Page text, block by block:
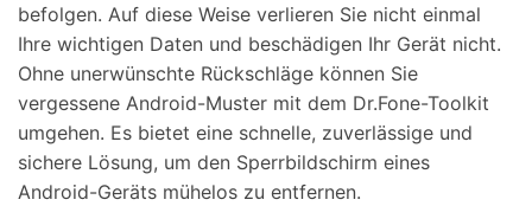
befolgen. Auf diese Weise verlieren Sie nicht einmal
Ihre wichtigen Daten und beschädigen Ihr Gerät nicht.
Ohne unerwünschte Rückschläge können Sie
vergessene Android-Muster mit dem Dr.Fone-Toolkit
umgehen. Es bietet eine schnelle, zuverlässige und
sichere Lösung, um den Sperrbildschirm eines
Android-Geräts mühelos zu entfernen.